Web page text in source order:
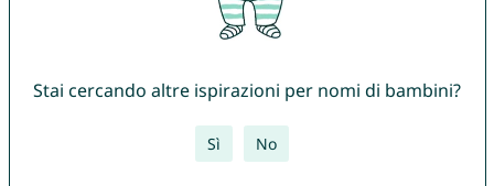
Stai cercando altre ispirazioni per nomi di bambini?
Sì No